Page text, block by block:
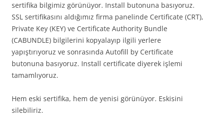
sertifika bilgimiz görünüyor. Install butonuna basıyoruz.
SSL sertifikasını aldığımız firma panelinde Certificate (CRT),
Private Key (KEY) ve Certificate Authority Bundle
(CABUNDLE) bilgilerini kopyalayıp ilgili yerlere
yapıştırıyoruz ve sonrasında Autofill by Certificate
butonuna basıyoruz. Install certificate diyerek işlemi
tamamlıyoruz.
Hem eski sertifika, hem de yenisi görünüyor. Eskisini
silebiliriz.